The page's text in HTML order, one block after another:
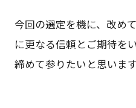
今回の選定を機に、改め
に更なる信頼とご期待を
締めて参りたいと思います